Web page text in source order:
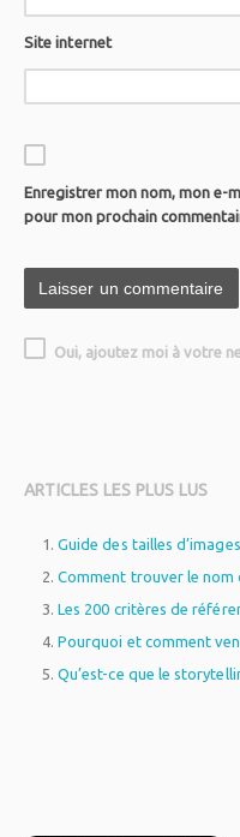
Site internet
Enregistrer mon nom, mon e-
pour mon prochain
Oui, ajoutez moi à votre
ARTICLES LES PLUS LUS
Guide des tailles
Comment trouver le nom
Les 200 critères de
Pourquoi et comment
Qu’est-ce que le